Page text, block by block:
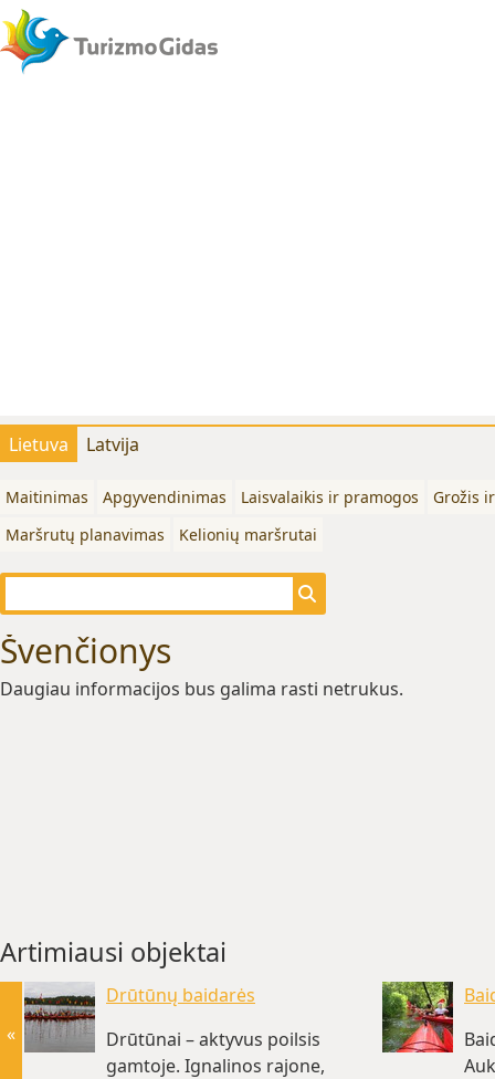
Lietuva Latvija
Maitinimas Apgyvendinimas Laisvalaikis ir pramogos
Grožis
Maršrutų planavimas
Kelionių maršrutai
Švenčionys
Daugiau informacijos bus galima rasti netrukus.
Artimiausi objektai
Drūtūnų baidarės
Drūtūnai – aktyvus poilsis
gamtoje. Ignalinos rajone,
«